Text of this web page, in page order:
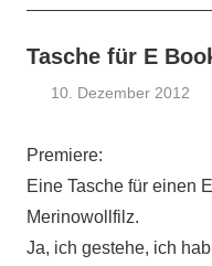
Tasche für E
10. Dezember 2012
Premiere:
Eine Tasche für einen
Merinowollfilz.
Ja, ich gestehe, ich